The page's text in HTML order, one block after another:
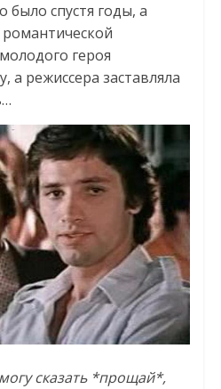
было спустя годы, а
героя
а режиссера заставляла
сказать *прощай*,